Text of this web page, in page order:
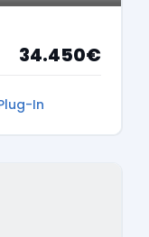
34.450€
In